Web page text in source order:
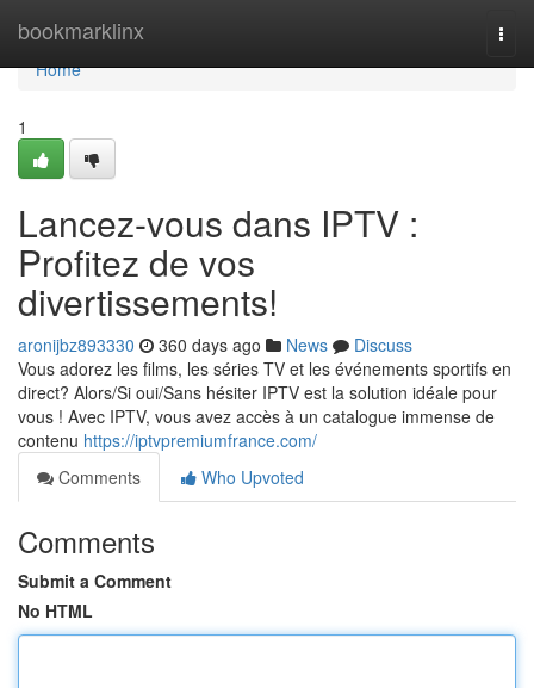
bookmarklinx
Home
Home
1
Lancez-vous dans IPTV :
Profitez de vos
divertissements!
aronijbz893330 360 days ago News
Discuss
Vous adorez les films, les séries TV et les événements sportifs en
direct? Alors/Si oui/Sans hésiter IPTV est la solution idéale pour
vous ! Avec IPTV, vous avez accès à un catalogue immense de
contenu https://iptvpremiumfrance.com/
Comments
Who Upvoted
Comments
Submit a Comment
No HTML